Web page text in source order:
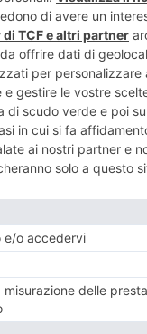
ma, in realtà
di
e
quei rapporti di
più una